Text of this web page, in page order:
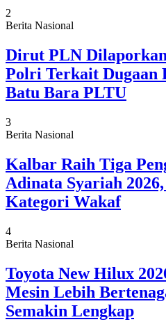
2
Berita Nasional
Dirut PLN
Polri Terkait Dugaan
Batu Bara PLTU
3
Berita Nasional
Kalbar Raih Tiga
Adinata Syariah
Kategori Wakaf
4
Berita Nasional
Toyota New Hilux
Mesin Lebih
Semakin Lengkap